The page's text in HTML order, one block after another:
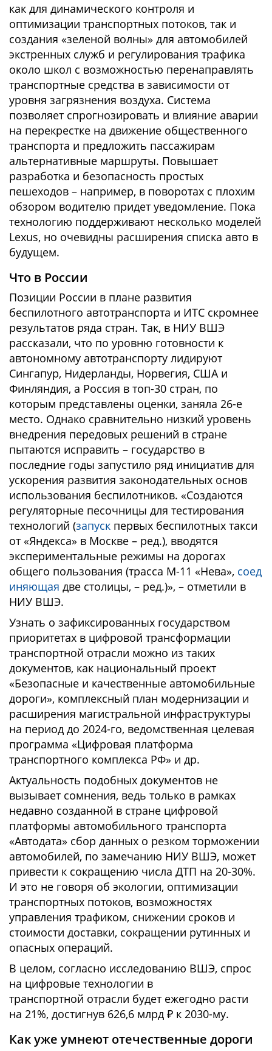
как для динамического контроля и
оптимизации транспортных потоков, так и
создания «зеленой волны» для автомобилей
экстренных служб и регулирования трафика
около школ с возможностью перенаправлять
транспортные средства в зависимости от
уровня загрязнения воздуха. Система
позволяет спрогнозировать и влияние аварии
на перекрестке на движение общественного
транспорта и предложить пассажирам
альтернативные маршруты. Повышает
разработка и безопасность простых
пешеходов – например, в поворотах с плохим
обзором водителю придет уведомление. Пока
технологию поддерживают несколько моделей
Lexus, но очевидны расширения списка авто в
будущем.
Что в России
Позиции России в плане развития
беспилотного автотранспорта и ИТС скромнее
результатов ряда стран. Так, в НИУ ВШЭ
рассказали, что по уровню готовности к
автономному автотранспорту лидируют
Сингапур, Нидерланды, Норвегия, США и
Финляндия, а Россия в топ-30 стран, по
которым представлены оценки, заняла 26-е
место. Однако сравнительно низкий уровень
внедрения передовых решений в стране
пытаются исправить – государство в
последние годы запустило ряд инициатив для
ускорения развития законодательных основ
использования беспилотников. «Создаются
регуляторные песочницы для тестирования
технологий (запуск первых беспилотных такси
от «Яндекса» в Москве – ред.), вводятся
экспериментальные режимы на дорогах
общего пользования (трасса М-11 «Нева», соед
иняющая две столицы, – ред.)», – отметили в
НИУ ВШЭ.
Узнать о зафиксированных государством
приоритетах в цифровой трансформации
транспортной отрасли можно из таких
документов, как национальный проект
«Безопасные и качественные автомобильные
дороги», комплексный план модернизации и
расширения магистральной инфраструктуры
на период до 2024-го, ведомственная целевая
программа «Цифровая платформа
транспортного комплекса РФ» и др.
Актуальность подобных документов не
вызывает сомнения, ведь только в рамках
недавно созданной в стране цифровой
платформы автомобильного транспорта
«Автодата» сбор данных о резком торможении
автомобилей, по замечанию НИУ ВШЭ, может
привести к сокращению числа ДТП на 20-30%.
И это не говоря об экологии, оптимизации
транспортных потоков, возможностях
управления трафиком, снижении сроков и
стоимости доставки, сокращении рутинных и
опасных операций.
В целом, согласно исследованию ВШЭ, спрос
на цифровые технологии в
транспортной отрасли будет ежегодно расти
на 21%, достигнув 626,6 млрд ₽ к 2030-му.
Как уже умнеют отечественные дороги